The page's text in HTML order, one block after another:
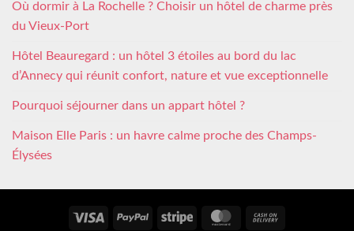
Où dormir à La Rochelle ? Choisir un hôtel de charme près
du Vieux-Port
Hôtel Beauregard : un hôtel 3 étoiles au bord du lac
d’Annecy qui réunit confort, nature et vue exceptionnelle
Pourquoi séjourner dans un appart hôtel ?
Maison Elle Paris : un havre calme proche des Champs-
Élysées
Visa PayPal Stripe MasterCard